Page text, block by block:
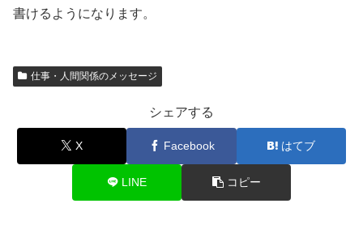
書けるようになります。
仕事・人間関係のメッセージ
シェアする
X Facebook はてブ
LINE コピー